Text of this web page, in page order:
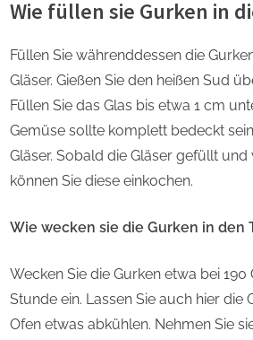
Wie füllen sie Gurken in
Füllen Sie währenddessen die
Gläser. Gießen Sie den heißen Sud
Füllen Sie das Glas bis etwa 1 cm
Gemüse sollte komplett bedeckt
Gläser. Sobald die Gläser gefüllt
können Sie diese einkochen.
Wie wecken sie die Gurken in den
Wecken Sie die Gurken etwa bei
Stunde ein. Lassen Sie auch hier die
Ofen etwas abkühlen. Nehmen Sie